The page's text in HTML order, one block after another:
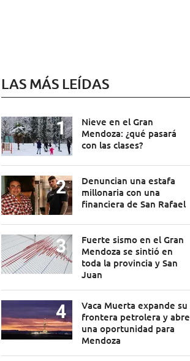
LAS MÁS LEÍDAS
Nieve en el Gran
Mendoza: ¿qué pasará
con las clases?
Denuncian una estafa
millonaria con una
financiera de San Rafael
Fuerte sismo en el Gran
Mendoza se sintió en
toda la provincia y San
Juan
Vaca Muerta expande su
frontera petrolera y abre
una oportunidad para
Mendoza